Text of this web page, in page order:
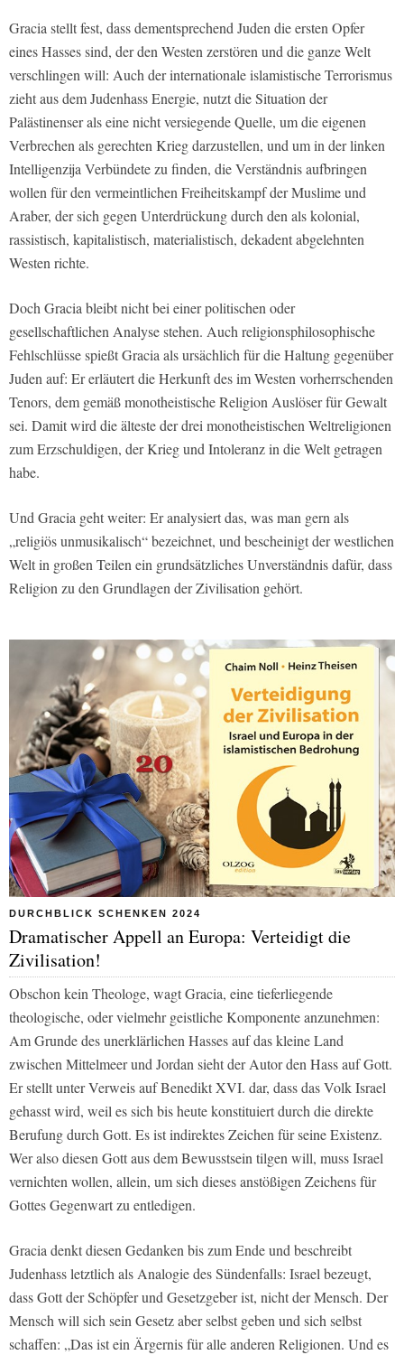
Gracia stellt fest, dass dementsprechend Juden die ersten Opfer
eines Hasses sind, der den Westen zerstören und die ganze Welt
verschlingen will: Auch der internationale islamistische Terrorismus
zieht aus dem Judenhass Energie, nutzt die Situation der
Palästinenser als eine nicht versiegende Quelle, um die eigenen
Verbrechen als gerechten Krieg darzustellen, und um in der linken
Intelligenzija Verbündete zu finden, die Verständnis aufbringen
wollen für den vermeintlichen Freiheitskampf der Muslime und
Araber, der sich gegen Unterdrückung durch den als kolonial,
rassistisch, kapitalistisch, materialistisch, dekadent abgelehnten
Westen richte.
Doch Gracia bleibt nicht bei einer politischen oder
gesellschaftlichen Analyse stehen. Auch religionsphilosophische
Fehlschlüsse spießt Gracia als ursächlich für die Haltung gegenüber
Juden auf: Er erläutert die Herkunft des im Westen vorherrschenden
Tenors, dem gemäß monotheistische Religion Auslöser für Gewalt
sei. Damit wird die älteste der drei monotheistischen Weltreligionen
zum Erzschuldigen, der Krieg und Intoleranz in die Welt getragen
habe.
Und Gracia geht weiter: Er analysiert das, was man gern als
„religiös unmusikalisch“ bezeichnet, und bescheinigt der westlichen
Welt in großen Teilen ein grundsätzliches Unverständnis dafür, dass
Religion zu den Grundlagen der Zivilisation gehört.
DURCHBLICK SCHENKEN 2024
Dramatischer Appell an Europa: Verteidigt die
Zivilisation!
Obschon kein Theologe, wagt Gracia, eine tieferliegende
theologische, oder vielmehr geistliche Komponente anzunehmen:
Am Grunde des unerklärlichen Hasses auf das kleine Land
zwischen Mittelmeer und Jordan sieht der Autor den Hass auf Gott.
Er stellt unter Verweis auf Benedikt XVI. dar, dass das Volk Israel
gehasst wird, weil es sich bis heute konstituiert durch die direkte
Berufung durch Gott. Es ist indirektes Zeichen für seine Existenz.
Wer also diesen Gott aus dem Bewusstsein tilgen will, muss Israel
vernichten wollen, allein, um sich dieses anstößigen Zeichens für
Gottes Gegenwart zu entledigen.
Gracia denkt diesen Gedanken bis zum Ende und beschreibt
Judenhass letztlich als Analogie des Sündenfalls: Israel bezeugt,
dass Gott der Schöpfer und Gesetzgeber ist, nicht der Mensch. Der
Mensch will sich sein Gesetz aber selbst geben und sich selbst
schaffen: „Das ist ein Ärgernis für alle anderen Religionen. Und es